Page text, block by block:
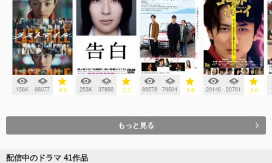
156K 66077 4.0 253K 37890 3.7 89578 79504 3.8 29146 20761 3.8
もっと見る
配信中のドラマ 41作品